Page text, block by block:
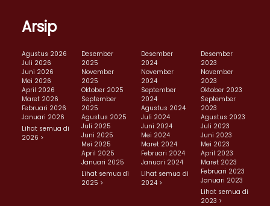
Arsip
Agustus 2026
Juli 2026
Juni 2026
Mei 2026
April 2026
Maret 2026
Februari 2026
Januari 2026
Lihat semua di
2026 >
Desember
2025
November
2025
Oktober 2025
September
2025
Agustus 2025
Juli 2025
Juni 2025
Mei 2025
April 2025
Januari 2025
Lihat semua di
2025 >
Desember
2024
November
2024
September
2024
Agustus 2024
Juli 2024
Juni 2024
Mei 2024
Maret 2024
Februari 2024
Januari 2024
Lihat semua di
2024 >
Desember
2023
November
2023
Oktober 2023
September
2023
Agustus 2023
Juli 2023
Juni 2023
Mei 2023
April 2023
Maret 2023
Februari 2023
Januari 2023
Lihat semua di
2023 >